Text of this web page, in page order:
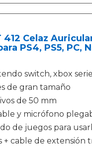
412 Celaz
PS4, PS5, PC,
switch, xbox
de gran tamaño
de 50 mm
y micrófono
de juegos para
cable de extensión